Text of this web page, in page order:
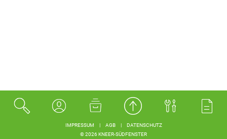
© 2026 KNEER-SÜDFENSTER
IMPRESSUM AGB DATENSCHUTZ